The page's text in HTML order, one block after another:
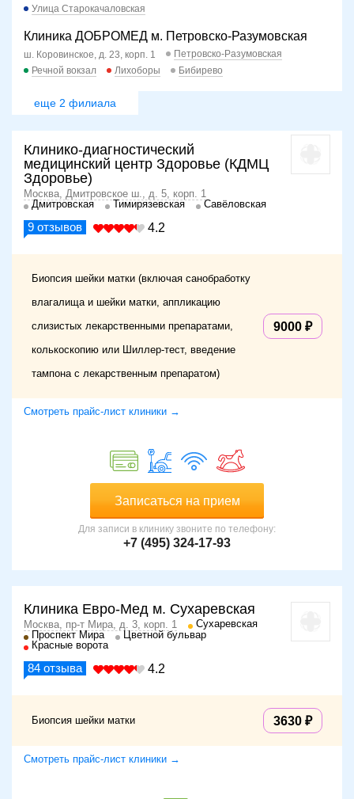
Улица Старокачаловская
Клиника ДОБРОМЕД м. Петровско-Разумовская
ш. Коровинское, д. 23, корп. 1
Петровско-Разумовская
Речной вокзал
Лихоборы Бибирево
еще 2 филиала
Клинико-диагностический
медицинский центр Здоровье (КДМЦ
Здоровье)
Москва, Дмитровское ш., д. 5, корп. 1
Дмитровская
Тимирязевская Савёловская
9 отзывов 4.2
Биопсия шейки матки (включая санобработку
влагалища и шейки матки, аппликацию
слизистых лекарственными препаратами,
колькоскопию или Шиллер-тест, введение
тампона с лекарственным препаратом)
9000
Смотреть прайс-лист клиники →
Записаться на прием
Для записи в клинику звоните по телефону:
+7 (495) 324-17-93
Клиника Евро-Мед м. Сухаревская
Москва, пр-т Мира, д. 3, корп. 1
Сухаревская
Проспект Мира
Цветной бульвар
Красные ворота
84 отзыва 4.2
Биопсия шейки матки 3630
Смотреть прайс-лист клиники →